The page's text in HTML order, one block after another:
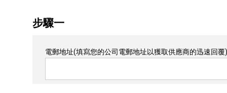
步驟一
電郵地址(填寫您的公司電郵地址以獲取供應商的迅速回覆)